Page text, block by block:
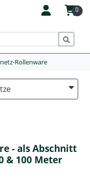
0
Rollenware
- als Abschnitt
& 100 Meter